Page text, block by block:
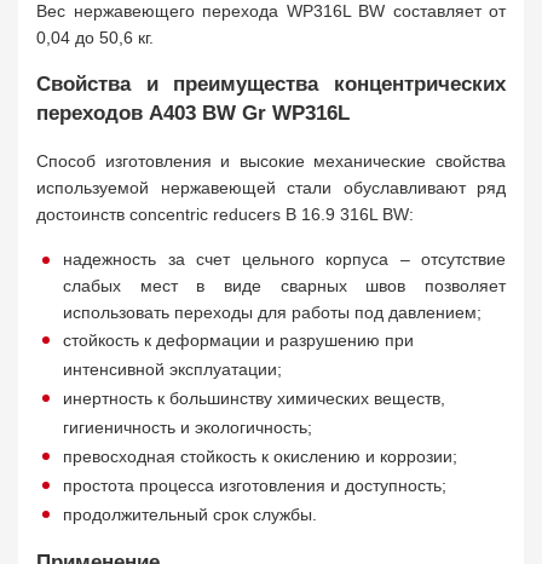
Вес нержавеющего перехода WP316L BW составляет от
0,04 до 50,6 кг.
Свойства и преимущества концентрических
переходов A403 BW Gr WP316L
Способ изготовления и высокие механические свойства
используемой нержавеющей стали обуславливают ряд
достоинств concentric reducers B 16.9 316L BW:
надежность за счет цельного корпуса – отсутствие
слабых мест в виде сварных швов позволяет
использовать переходы для работы под давлением;
стойкость к деформации и разрушению при
интенсивной эксплуатации;
инертность к большинству химических веществ,
гигиеничность и экологичность;
превосходная стойкость к окислению и коррозии;
простота процесса изготовления и доступность;
продолжительный срок службы.